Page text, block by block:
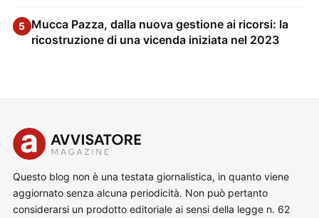
5 Mucca Pazza, dalla nuova gestione ai ricorsi: la
ricostruzione di una vicenda iniziata nel 2023
Questo blog non è una testata giornalistica, in quanto viene
aggiornato senza alcuna periodicità. Non può pertanto
considerarsi un prodotto editoriale ai sensi della legge n. 62